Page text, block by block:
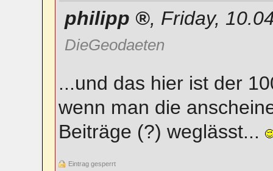
philipp , Friday,
DieGeodaeten
...und das hier ist der
wenn man die
Beiträge (?) weglässt...
Eintrag gesperrt